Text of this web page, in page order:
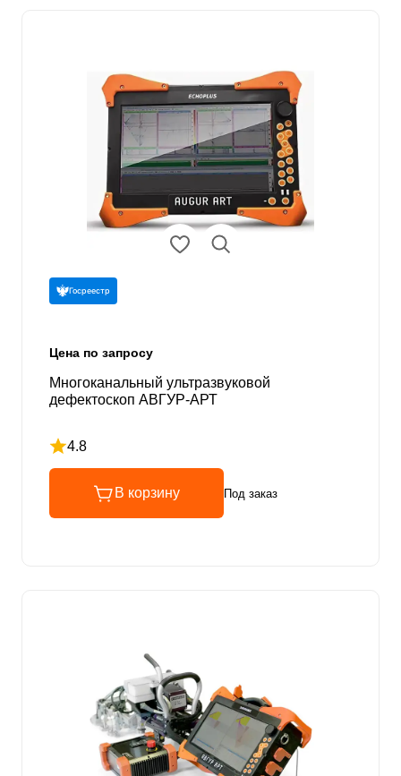
Госреестр
Цена по запросу
Многоканальный ультразвуковой
дефектоскоп АВГУР-АРТ
4.8
Рейтинг 4.8 из 5
В корзину Под заказ